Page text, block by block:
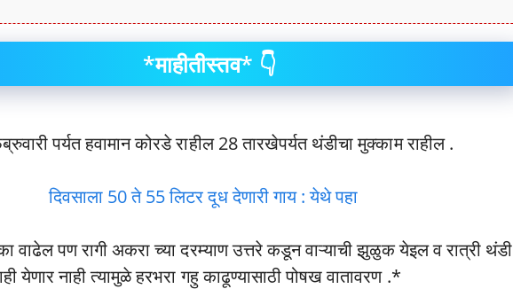
*माहीतीस्तव* 👇
पर्यत हवामान कोरडे राहील 28 तारखेपर्यत थंडीचा मुक्काम राहील .
दिवसाला 50 ते 55 लिटर दूध देणारी गाय : येथे पहा
वाढेल पण रागी अकरा च्या दरम्याण उत्तरे कडून वाऱ्याची झुळुक येइल व रात्री थंडी
येणार नाही त्यामुळे हरभरा गहु काढूण्यासाठी पोषख वातावरण .*